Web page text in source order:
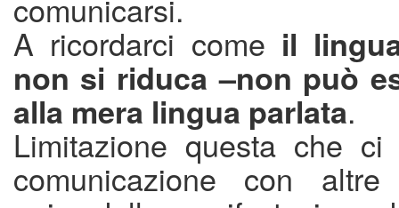
comunicarsi.
A ricordarci come il
non si riduca –non può
alla mera lingua parlata.
Limitazione questa che
comunicazione con